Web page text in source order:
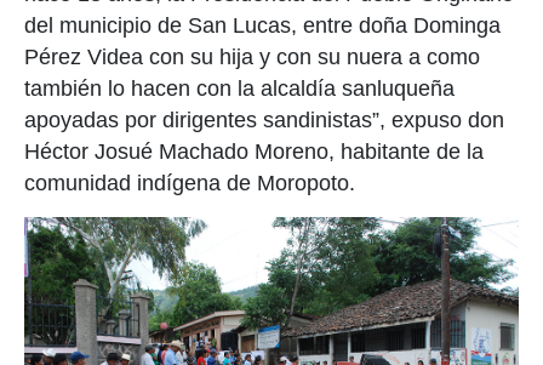
del municipio de San Lucas, entre doña Dominga
Pérez Videa con su hija y con su nuera a como
también lo hacen con la alcaldía sanluqueña
apoyadas por dirigentes sandinistas”, expuso don
Héctor Josué Machado Moreno, habitante de la
comunidad indígena de Moropoto.